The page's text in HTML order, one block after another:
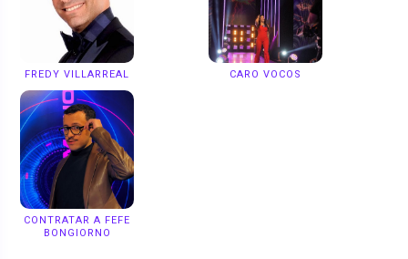
FREDY VILLARREAL CARO VOCOS
CONTRATAR A FEFE
BONGIORNO